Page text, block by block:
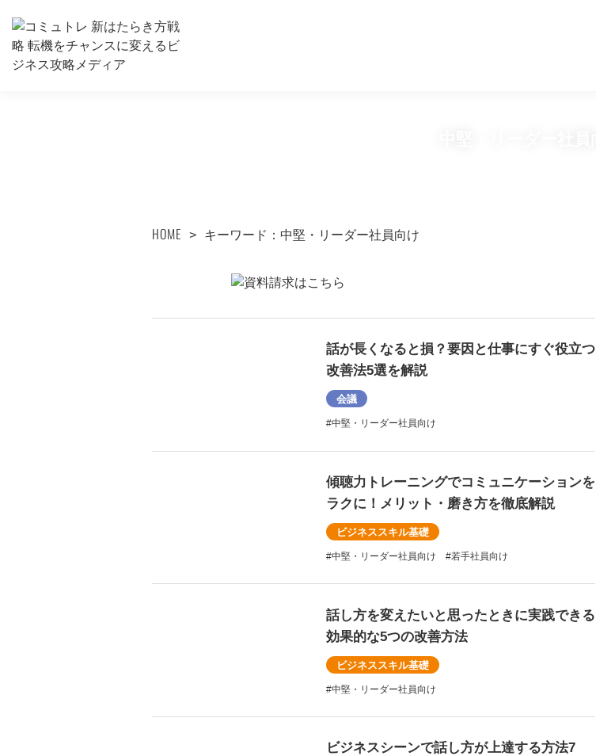
HOME キーワード：中堅・リーダー社員向け
話が長くなると損？要因と仕事にすぐ役立つ
改善法5選を解説
会議
#中堅・リーダー社員向け
傾聴力トレーニングでコミュニケーションを
ラクに！メリット・磨き方を徹底解説
ビジネススキル基礎
#中堅・リーダー社員向け #若手社員向け
話し方を変えたいと思ったときに実践できる
効果的な5つの改善方法
ビジネススキル基礎
#中堅・リーダー社員向け
ビジネスシーンで話し方が上達する方法7